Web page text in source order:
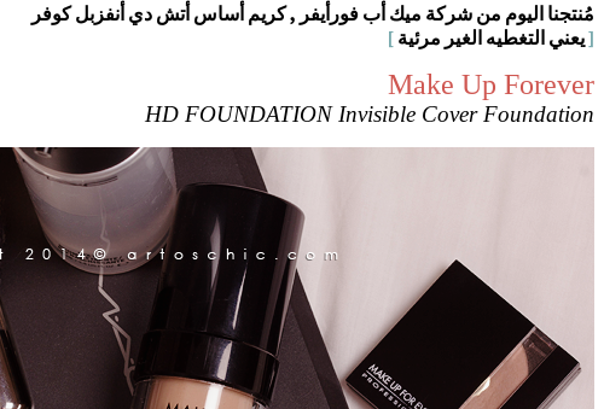
مُنتجنا اليوم من شركة ميك أب فورأيفر , كريم أساس أتش دي أنفزبل كوفر
[يعني التغطيه الغير مرئية ]
Make Up Forever
HD FOUNDATION Invisible Cover Foundation